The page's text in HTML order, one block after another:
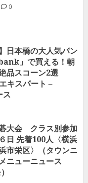
0
日本橋の大人気パン
」で買える！朝
品スコーン2選
キスパート –
ス
大会 クラス別参加
日 先着100人〈横浜
市栄区〉（タウンニ
ニューニュース